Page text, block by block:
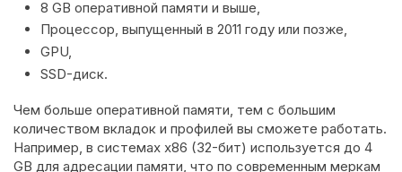
8 GB оперативной памяти и выше,
Процессор, выпущенный в 2011 году или позже,
GPU,
SSD-диск.
Чем больше оперативной памяти, тем с большим
количеством вкладок и профилей вы сможете работать.
Например, в системах x86 (32-бит) используется до 4
GB для адресации памяти, что по современным меркам